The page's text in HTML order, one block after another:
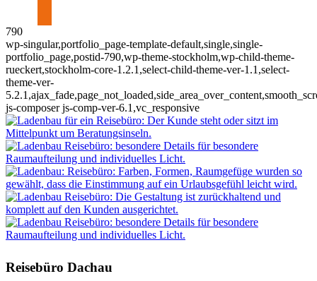
790
wp-singular,portfolio_page-template-default,single,single-
portfolio_page,postid-790,wp-theme-stockholm,wp-child-theme-
rueckert,stockholm-core-1.2.1,select-child-theme-ver-1.1,select-
theme-ver-
js-composer js-comp-ver-6.1,vc_responsive
Reisebüro Dachau